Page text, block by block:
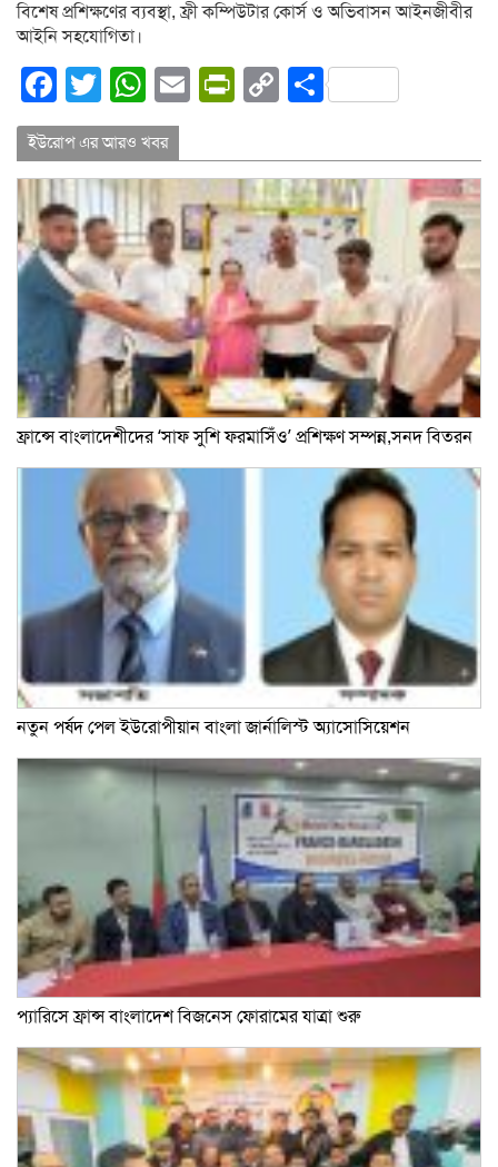
বিশেষ প্রশিক্ষণের ব্যবস্থা, ফ্রী কম্পিউটার কোর্স ও অভিবাসন আইনজীবীর
আইনি সহযোগিতা।
Facebook
Twitter
WhatsApp
EmailPrintFriendly
CopyShare
ইউরোপ এর আরও খবর
ফ্রান্সে বাংলাদেশীদের ‘সাফ সুশি ফরমাসিঁও’ প্রশিক্ষণ সম্পন্ন,সনদ বিতরন
নতুন পর্ষদ পেল ইউরোপীয়ান বাংলা জার্নালিস্ট অ্যাসোসিয়েশন
প্যারিসে ফ্রান্স বাংলাদেশ বিজনেস ফোরামের যাত্রা শুরু